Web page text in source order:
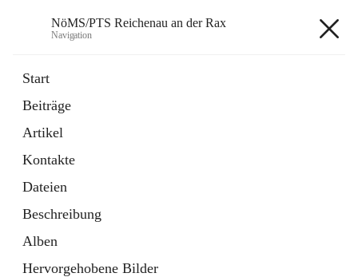
NöMS/PTS Reichenau an der Rax
Navigation
Start
Beiträge
Artikel
Kontakte
Dateien
Beschreibung
Alben
Hervorgehobene Bilder
Hans Lanner Regionalmusik Schulverband
öffnet
in
neuem
Tab
Externe Webseite
in
Tab